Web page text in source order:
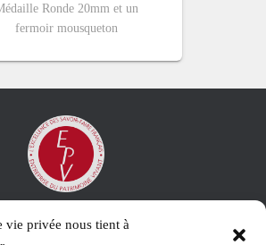
vie privée nous tient à
Ronde 20mm et un
fermoir mousqueton